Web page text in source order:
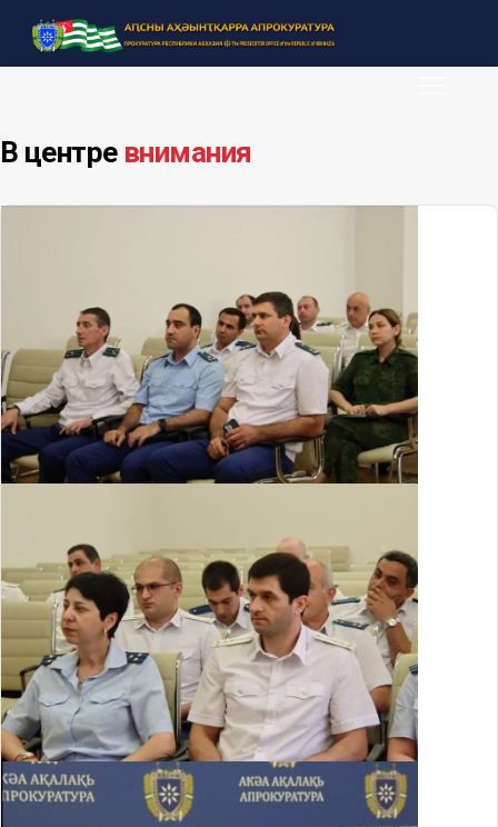
В центревнимания